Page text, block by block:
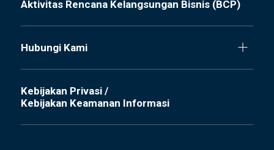
Aktivitas Rencana Kelangsungan Bisnis (BCP)
Hubungi Kami
Kebijakan Privasi /
Kebijakan Keamanan Informasi